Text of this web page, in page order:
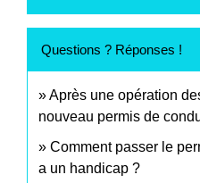
Questions ? Réponses !
Après une opération
nouveau permis de
Comment passer le
a un handicap ?